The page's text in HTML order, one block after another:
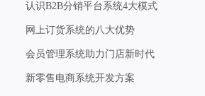
认识B2B分销平台系统4大模式
网上订货系统的八大优势
会员管理系统助力门店新时代
新零售电商系统开发方案